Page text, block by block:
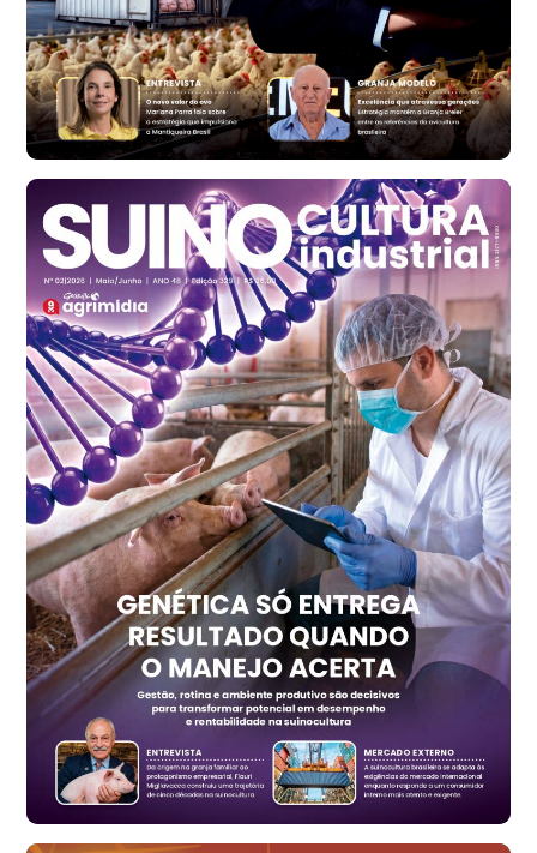
Ovo Vermelho - Regional
Vermelho
R$ 171,61
cx
Ovo Branco - Regional
Santa Maria do Jetibá (ES)
cx
Ovo Branco - Regional
Recife (PE)
R$ 147,74
cx
Ovo Vermelho - Regional
Recife (PE)
R$ 157,72
cx